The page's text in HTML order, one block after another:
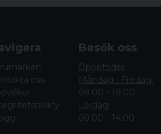
oss
Besök oss
Öppettider
Måndag - Fredag:
09.00 - 18.00
Lördag:
09.00 - 14.00